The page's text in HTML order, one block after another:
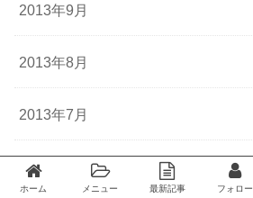
2013年9月
2013年8月
2013年7月
2013年6月
ホーム メニュー 最新記事 フォロー
Twitter